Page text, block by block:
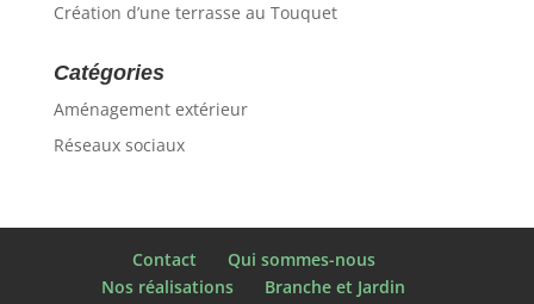
Création d’une terrasse au Touquet
Catégories
Aménagement extérieur
Réseaux sociaux
Contact
Qui sommes-nous
Nos réalisations
Branche et Jardin